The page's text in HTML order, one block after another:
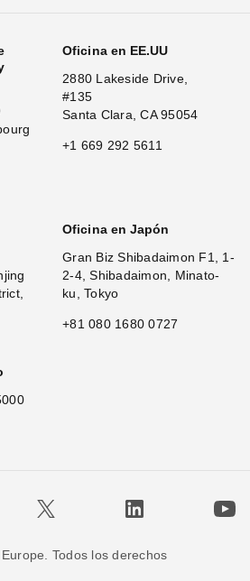
Oficina en EE.UU
2880 Lakeside Drive,
#135
Santa Clara, CA 95054
+1 669 292 5611
Oficina en Japón
Gran Biz Shibadaimon F1, 1-
2-4, Shibadaimon, Minato-
ku, Tokyo
+81 080 1680 0727
Todos los derechos